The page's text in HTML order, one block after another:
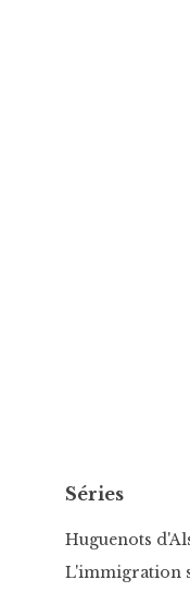
Séries
Huguenots
L'immigration